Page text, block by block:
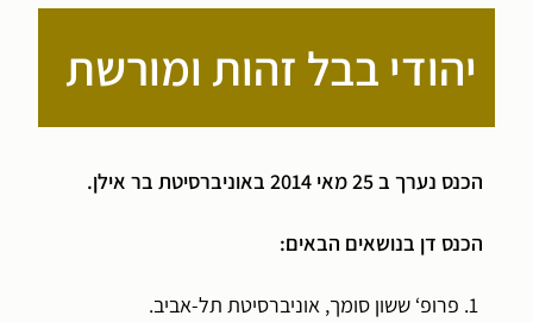
יהודי בבל זהות ומורשת
הכנס נערך ב 25 מאי 2014 באוניברסיטת בר אילן.
הכנס דן בנושאים הבאים:
פרופ‘ ששון סומך, אוניברסיטת תל-אביב.